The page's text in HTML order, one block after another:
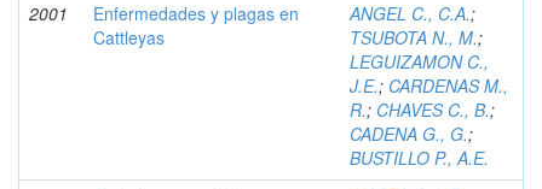
2001
Enfermedades y plagas en
Cattleyas
ANGEL C., C.A.;
TSUBOTA N., M.;
LEGUIZAMON C.,
J.E.; CARDENAS M.,
R.; CHAVES C., B.;
CADENA G., G.;
BUSTILLO P., A.E.